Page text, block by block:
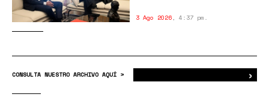
3 Ago 2026, 4:37 pm.
CONSULTA NUESTRO ARCHIVO AQUÍ > ›